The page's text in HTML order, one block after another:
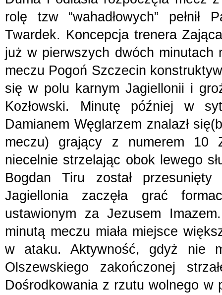
rolę tzw “wahadłowych” pełnił
Twardek. Koncepcja trenera
już w pierwszych dwóch minutach
meczu Pogoń Szczecin
się w polu karnym Jagiellonii i
Kozłowski. Minutę później w
Damianem Węglarzem znalazł
meczu) grający z numerem 10
niecelnie strzelając obok lewego
Bogdan Tiru został
Jagiellonia zaczęła grać
ustawionym za Jezusem
minutą meczu miała miejsce
w ataku. Aktywność, gdyż nie
Olszewskiego zakończonej
Dośrodkowania z rzutu wolnego